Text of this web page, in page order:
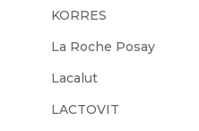
KORRES
La Roche Posay
Lacalut
LACTOVIT